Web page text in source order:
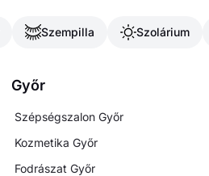
Szempilla Szolárium
Győr
Szépségszalon Győr
Kozmetika Győr
Fodrászat Győr